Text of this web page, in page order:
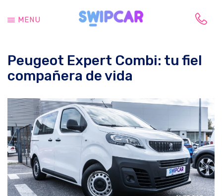
principal
cambia,
tu
coche
MENU
Peugeot Expert Combi: tu fiel
compañera de vida